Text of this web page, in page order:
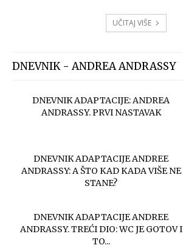
UČITAJ VIŠE
DNEVNIK - ANDREA ANDRASSY
DNEVNIK ADAPTACIJE: ANDREA
ANDRASSY. PRVI NASTAVAK
DNEVNIK ADAPTACIJE ANDREE
ANDRASSY: A ŠTO KAD KADA VIŠE NE
STANE?
DNEVNIK ADAPTACIJE ANDREE
ANDRASSY. TREĆI DIO: WC JE GOTOV I
TO...